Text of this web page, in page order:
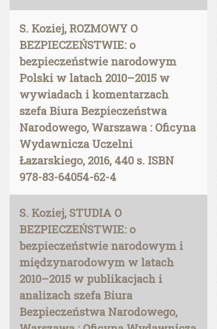
S. Koziej, ROZMOWY O
BEZPIECZEŃSTWIE: o
bezpieczeństwie narodowym
Polski w latach 2010–2015 w
wywiadach i komentarzach
szefa Biura Bezpieczeństwa
Narodowego, Warszawa : Oficyna
Wydawnicza Uczelni
Łazarskiego, 2016, 440 s. ISBN
978-83-64054-62-4
S. Koziej, STUDIA O
BEZPIECZEŃSTWIE: o
bezpieczeństwie narodowym i
międzynarodowym w latach
2010–2015 w publikacjach i
analizach szefa Biura
Bezpieczeństwa Narodowego,